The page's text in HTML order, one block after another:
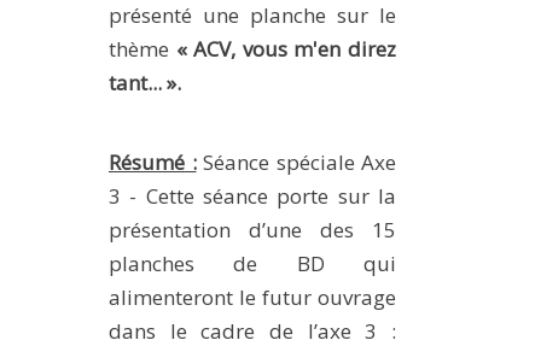
ENGINEERING
EDUCATION AND TRAINING
THESES IN PROGRESS
PRODUCTION
METHODS AND TOOLS
SOFTWARE
présenté une planche sur le
thème « ACV, vous m'en direz
tant... ».
Résumé :Séance spéciale Axe
3 - Cette séance porte sur la
présentation d’une des 15
planches de BD qui
alimenteront le futur ouvrage
dans le cadre de l’axe 3 :